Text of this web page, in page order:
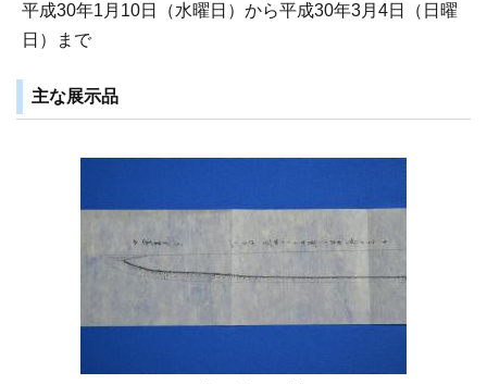
平成30年1月10日（水曜日）から平成30年3月4日（日曜
日）まで
主な展示品